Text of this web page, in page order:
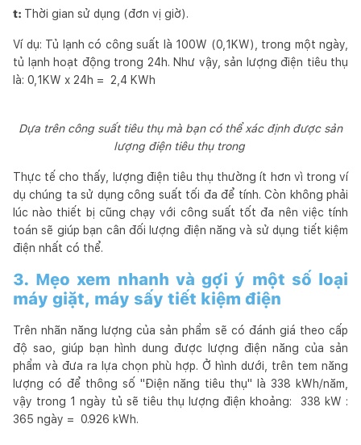
t: Thời gian sử dụng (đơn vị giờ).
Ví dụ: Tủ lạnh có công suất là 100W (0,1KW), trong một ngày,
tủ lạnh hoạt động trong 24h. Như vậy, sản lượng điện tiêu thụ
là: 0,1KW x 24h = 2,4 KWh
Dựa trên công suất tiêu thụ mà bạn có thể xác định được sản
lượng điện tiêu thụ trong
Thực tế cho thấy, lượng điện tiêu thụ thường ít hơn vì trong ví
dụ chúng ta sử dụng công suất tối đa để tính. Còn không phải
lúc nào thiết bị cũng chạy với công suất tốt đa nên việc tính
toán sẽ giúp bạn cân đối lượng điện năng và sử dụng tiết kiệm
điện nhất có thể.
3. Mẹo xem nhanh và gợi ý một số loại
máy giặt, máy sấy tiết kiệm điện
Trên nhãn năng lượng của sản phẩm sẽ có đánh giá theo cấp
độ sao, giúp bạn hình dung được lượng điện năng của sản
phẩm và đưa ra lựa chọn phù hợp. Ở hình dưới, trên tem năng
lượng có để thông số "Điện năng tiêu thụ" là 338 kWh/năm,
vậy trong 1 ngày tủ sẽ tiêu thụ lượng điện khoảng: 338 kW :
365 ngày = 0.926 kWh.